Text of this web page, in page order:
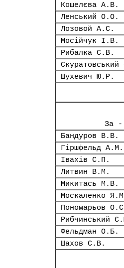
Кошелєва А.В.
Ленський О.О.
Лозовой А.С.
Мосійчук І.В.
Рибалка С.В.
Шухевич Ю.Р.
За -
Бандуров В.В.
Гіршфельд А.М.
Івахів С.П.
Литвин В.М.
Микитась М.В.
Москаленко
Пономарьов
Рибчинський
Фельдман О.Б.
Шахов С.В.